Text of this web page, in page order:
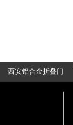
西安铝合金折叠门